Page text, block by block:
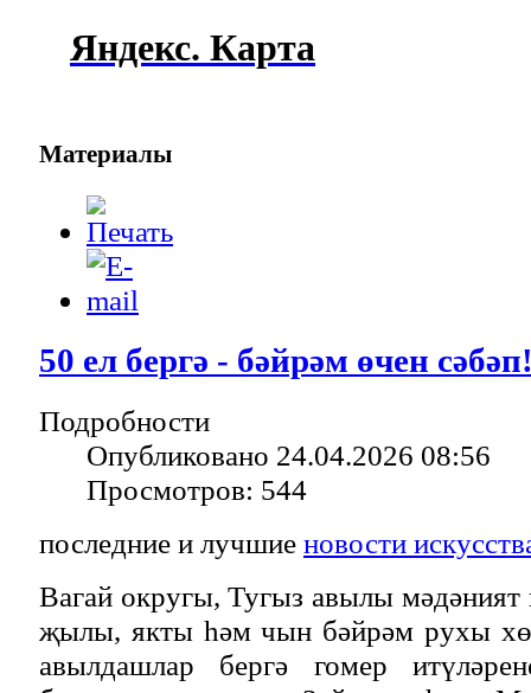
Яндекс. Карта
Материалы
50 ел бергә - бәйрәм өчен
Подробности
Опубликовано 24.04.2026 08:56
Просмотров: 544
последние и лучшие новости
Вагай округы, Тугыз авылы
җылы, якты һәм чын бәйрәм рухы
авылдашлар бергә гомер